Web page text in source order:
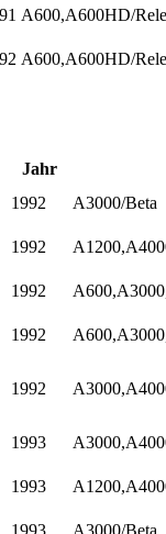
A600,A600HD/
A600,A600HD/
Jahr
1992
A3000/Beta
1992
1992
1992
1992
1993
1993
1993
A3000/Beta